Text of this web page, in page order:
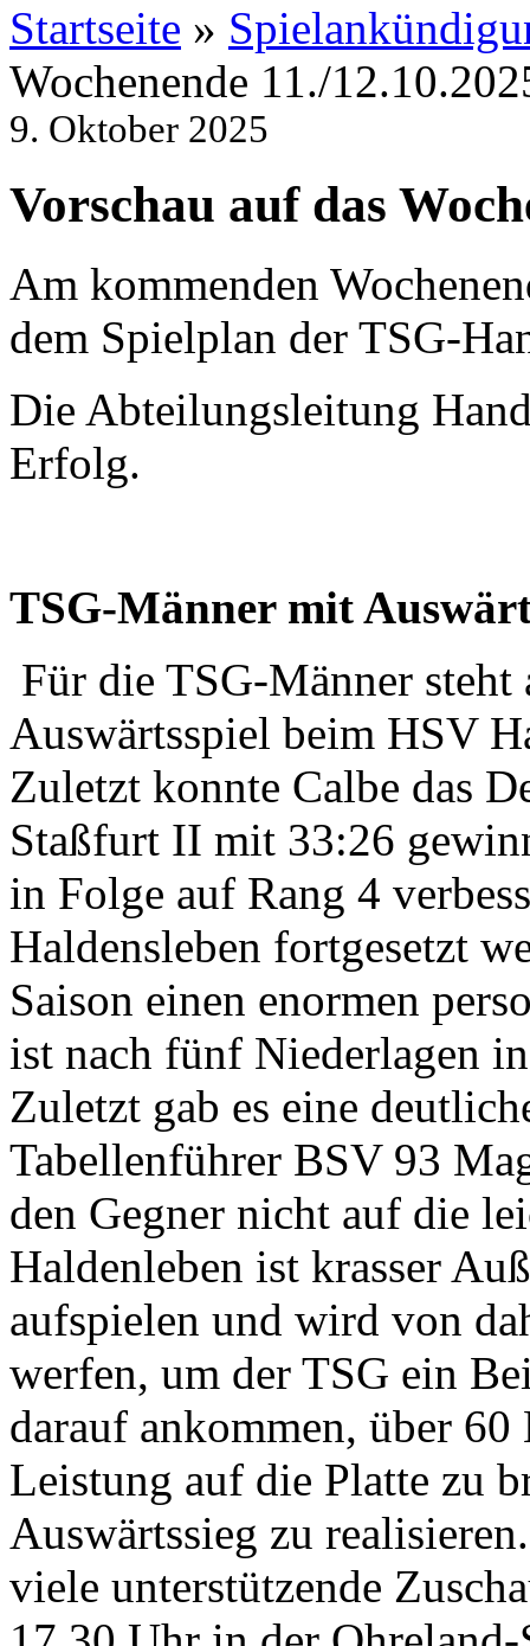
Startseite »
Wochenende 11./
9. Oktober 2025
Vorschau auf das
Am kommenden
dem Spielplan der TSG-
Die Abteilungsleitung
Erfolg.
TSG-Männer mit
Für die TSG-Männer steht
Auswärtsspiel beim HSV
Zuletzt konnte Calbe das
Staßfurt II mit 33:26
in Folge auf Rang 4
Haldensleben fortgesetzt
Saison einen enormen
ist nach fünf Niederlagen
Zuletzt gab es eine
Tabellenführer BSV 93
den Gegner nicht auf die
Haldenleben ist krasser
aufspielen und wird von
werfen, um der TSG ein
darauf ankommen, über
Leistung auf die Platte zu
Auswärtssieg zu
viele unterstützende